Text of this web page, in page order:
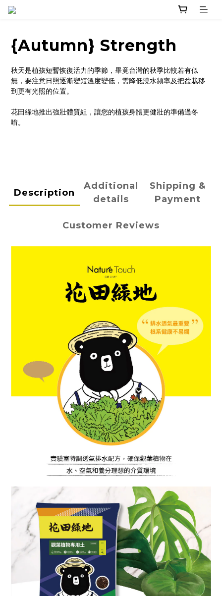
{Autumn} Strength
秋天是植孩短暫恢復活力的季節，畢竟台灣的秋季比較若有似
無，要注意日照逐漸變短溫度變低，需降低澆水頻率及把盆栽移
到更有光照的位置。
花田綠地推出強壯體質組，讓您的植孩身體更健壯的準備過冬
唷。
Description
Additional
details
Shipping &
Payment
Customer Reviews